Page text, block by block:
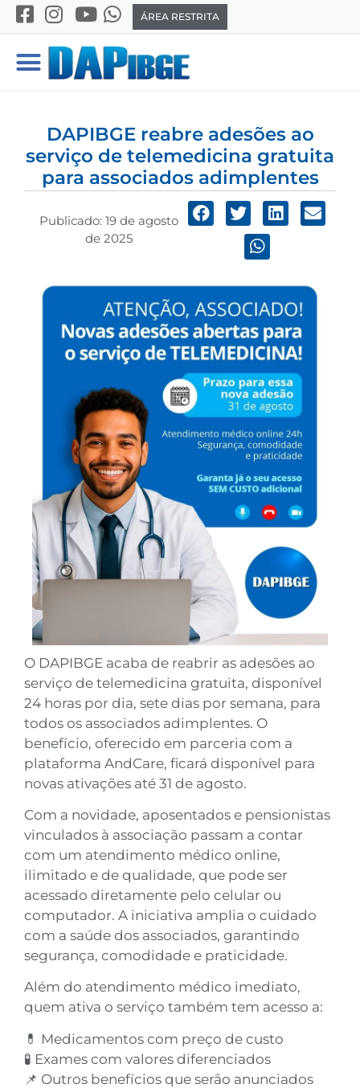
ÁREA RESTRITA
DAPIBGE reabre adesões ao
serviço de telemedicina gratuita
para associados adimplentes
Publicado:19 de agosto
de 2025
O DAPIBGE acaba de reabrir as adesões ao
serviço de telemedicina gratuita, disponível
24 horas por dia, sete dias por semana, para
todos os associados adimplentes. O
benefício, oferecido em parceria com a
plataforma AndCare, ficará disponível para
novas ativações até 31 de agosto.
Com a novidade, aposentados e pensionistas
vinculados à associação passam a contar
com um atendimento médico online,
ilimitado e de qualidade, que pode ser
acessado diretamente pelo celular ou
computador. A iniciativa amplia o cuidado
com a saúde dos associados, garantindo
segurança, comodidade e praticidade.
Além do atendimento médico imediato,
quem ativa o serviço também tem acesso a:
💊 Medicamentos com preço de custo
🧪 Exames com valores diferenciados
📌 Outros benefícios que serão anunciados